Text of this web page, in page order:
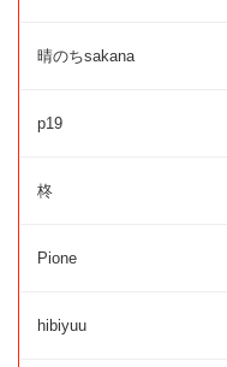
晴のちsakana
p19
柊
Pione
hibiyuu